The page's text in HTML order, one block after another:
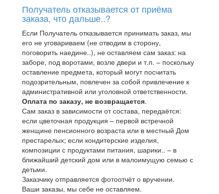
Получатель отказывается от приёма
заказа, что дальше..?
Если Получатель отказывается принимать заказ, мы
его не уговариваем (не отводим в сторону,
поговорить наедине..), не оставляем сам заказ: на
заборе, под воротами, возле двери и т.п. – поскольку
оставление предмета, который могут посчитать
подозрительным, повлечен за собой привлечение к
административной или уголовной ответственности.
Оплата по заказу, не возвращается.
Сам заказ в зависимости от состава, передаётся:
если цветочная продукция – первой встречной
женщине пенсионного возраста или в местный Дом
престарелых; если кондитерские изделия,
композиции с продуктами питания, шарики.. – в
ближайший детский дом или в малоимущую семью с
детьми.
Заказчику отправляется фотоотчёт о вручении.
Ваши заказы, мы себе не оставляем.